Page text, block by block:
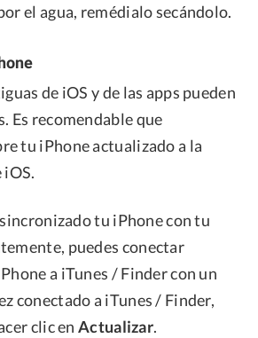
el agua, remédialo secándolo.
de iOS y de las apps pueden
Es recomendable que
tu iPhone actualizado a la
tu iPhone con tu
puedes conectar
a iTunes / Finder con un
conectado a iTunes / Finder,
clic enActualizar.